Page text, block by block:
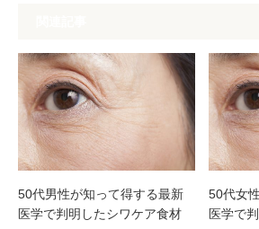
50代男性が知って得する最新
医学で判明したシワケア食材
50代女
医学で